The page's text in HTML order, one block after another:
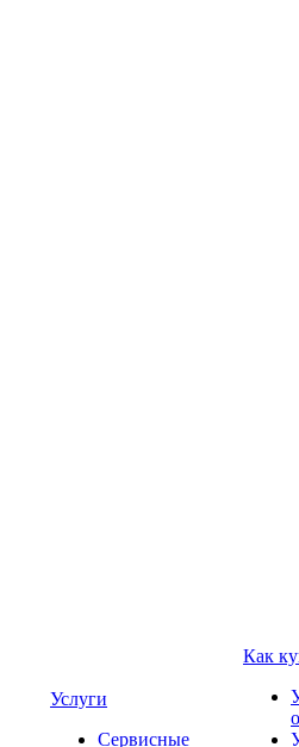
Услуги
Сервисные
Как